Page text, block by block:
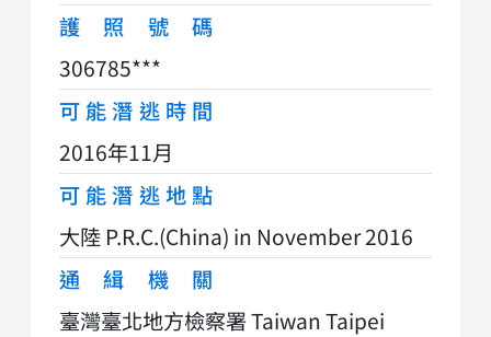
護照號碼
306785***
可能潛逃時間
2016年11月
可能潛逃地點
大陸 P.R.C.(China) in November 2016
通緝機關
臺灣臺北地方檢察署 Taiwan Taipei